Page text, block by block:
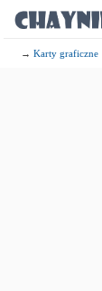
→Karty graficzne